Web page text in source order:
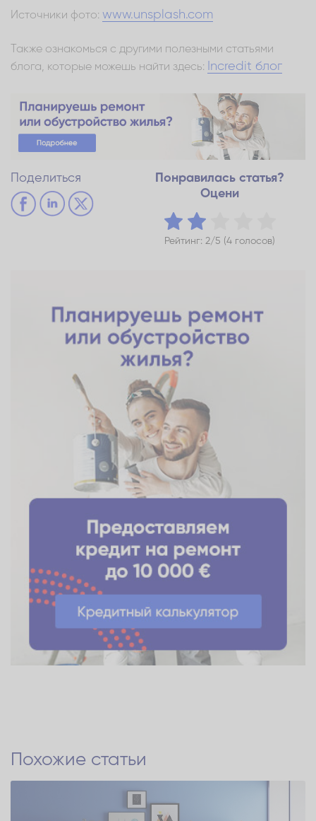
Источники фото: www.unsplash.com
Также ознакомься с другими полезными статьями
блога, которые можешь найти здесь:
Incredit блог
Поделиться
Понравилась статья?
Оцени
Рейтинг: 2/5 (4 голосов)
Похожие статьи